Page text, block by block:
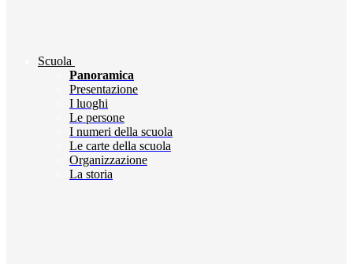
Scuola
Panoramica
Presentazione
I luoghi
Le persone
I numeri della scuola
Le carte della scuola
Organizzazione
La storia